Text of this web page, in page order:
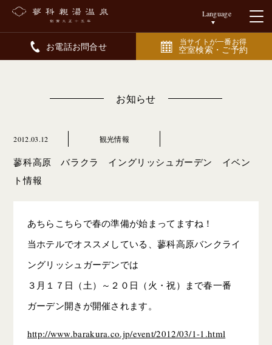
Language
お電話お問合せ 当サイトが一番お得
空室検索・ご予約
お知らせ
2012.03.12 観光情報
蓼科高原 バラクラ イングリッシュガーデン イベン
ト情報
あちらこちらで春の準備が始まってますね！
当ホテルでオススメしている、蓼科高原バンクライ
ングリッシュガーデンでは
３月１７日（土）～２０日（火・祝）まで春一番
ガーデン開きが開催されます。
http://www.barakura.co.jp/event/2012/03/1-1.html